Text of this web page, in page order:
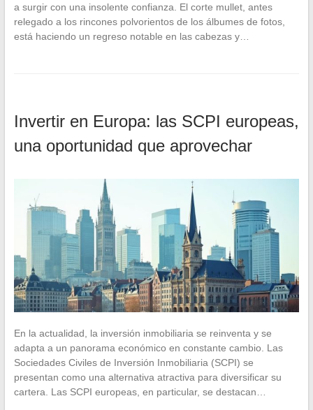
a surgir con una insolente confianza. El corte mullet, antes
relegado a los rincones polvorientos de los álbumes de fotos,
está haciendo un regreso notable en las cabezas y…
Invertir en Europa: las SCPI europeas,
una oportunidad que aprovechar
En la actualidad, la inversión inmobiliaria se reinventa y se
adapta a un panorama económico en constante cambio. Las
Sociedades Civiles de Inversión Inmobiliaria (SCPI) se
presentan como una alternativa atractiva para diversificar su
cartera. Las SCPI europeas, en particular, se destacan…